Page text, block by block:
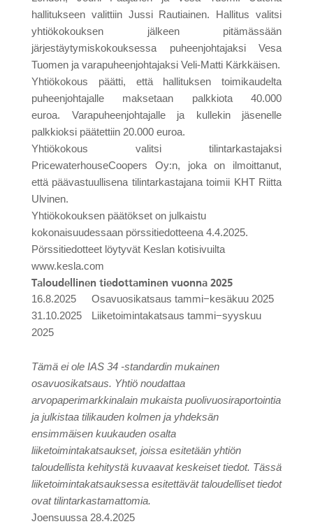
hallitukseen valittiin Jussi Rautiainen. Hallitus valitsi
yhtiökokouksen jälkeen pitämässään
järjestäytymiskokouksessa puheenjohtajaksi Vesa
Tuomen ja varapuheenjohtajaksi Veli-Matti Kärkkäisen.
Yhtiökokous päätti, että hallituksen toimikaudelta
puheenjohtajalle maksetaan palkkiota 40.000
euroa.
Varapuheenjohtajalle ja kullekin jäsenelle
palkkioksi päätettiin 20.000 euroa.
Yhtiökokous valitsi tilintarkastajaksi
PricewaterhouseCoopers Oy:n, joka on ilmoittanut,
että päävastuullisena tilintarkastajana toimii KHT Riitta
Ulvinen.
Yhtiökokouksen päätökset on julkaistu
kokonaisuudessaan pörssitiedotteena 4.4.2025.
Pörssitiedotteet löytyvät Keslan kotisivuilta
www.kesla.com
Taloudellinen tiedottaminen vuonna 2025
16.8.2025
Osavuosikatsaus tammi−kesäkuu 2025
31.10.2025
Liiketoimintakatsaus tammi−syyskuu
2025
Tämä ei ole IAS 34 -standardin mukainen
osavuosikatsaus. Yhtiö noudattaa
arvopaperimarkkinalain mukaista puolivuosiraportointia
ja julkistaa tilikauden kolmen ja yhdeksän
ensimmäisen kuukauden osalta
liiketoimintakatsaukset, joissa esitetään yhtiön
taloudellista kehitystä kuvaavat keskeiset tiedot. Tässä
liiketoimintakatsauksessa esitettävät taloudelliset tiedot
ovat tilintarkastamattomia.
Joensuussa 28.4.2025